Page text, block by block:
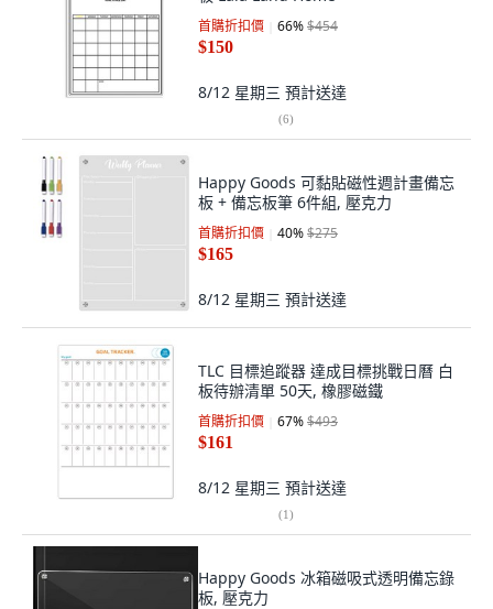
首購折扣價 66%$454
$150
8/12 星期三 預計送達
(6)
Happy Goods 可黏貼磁性週計畫備忘
板 + 備忘板筆 6件組, 壓克力
首購折扣價 40%$275
$165
8/12 星期三 預計送達
TLC 目標追蹤器 達成目標挑戰日曆 白
板待辦清單 50天, 橡膠磁鐵
首購折扣價 67%$493
$161
8/12 星期三 預計送達
(1)
Happy Goods 冰箱磁吸式透明備忘錄
板, 壓克力